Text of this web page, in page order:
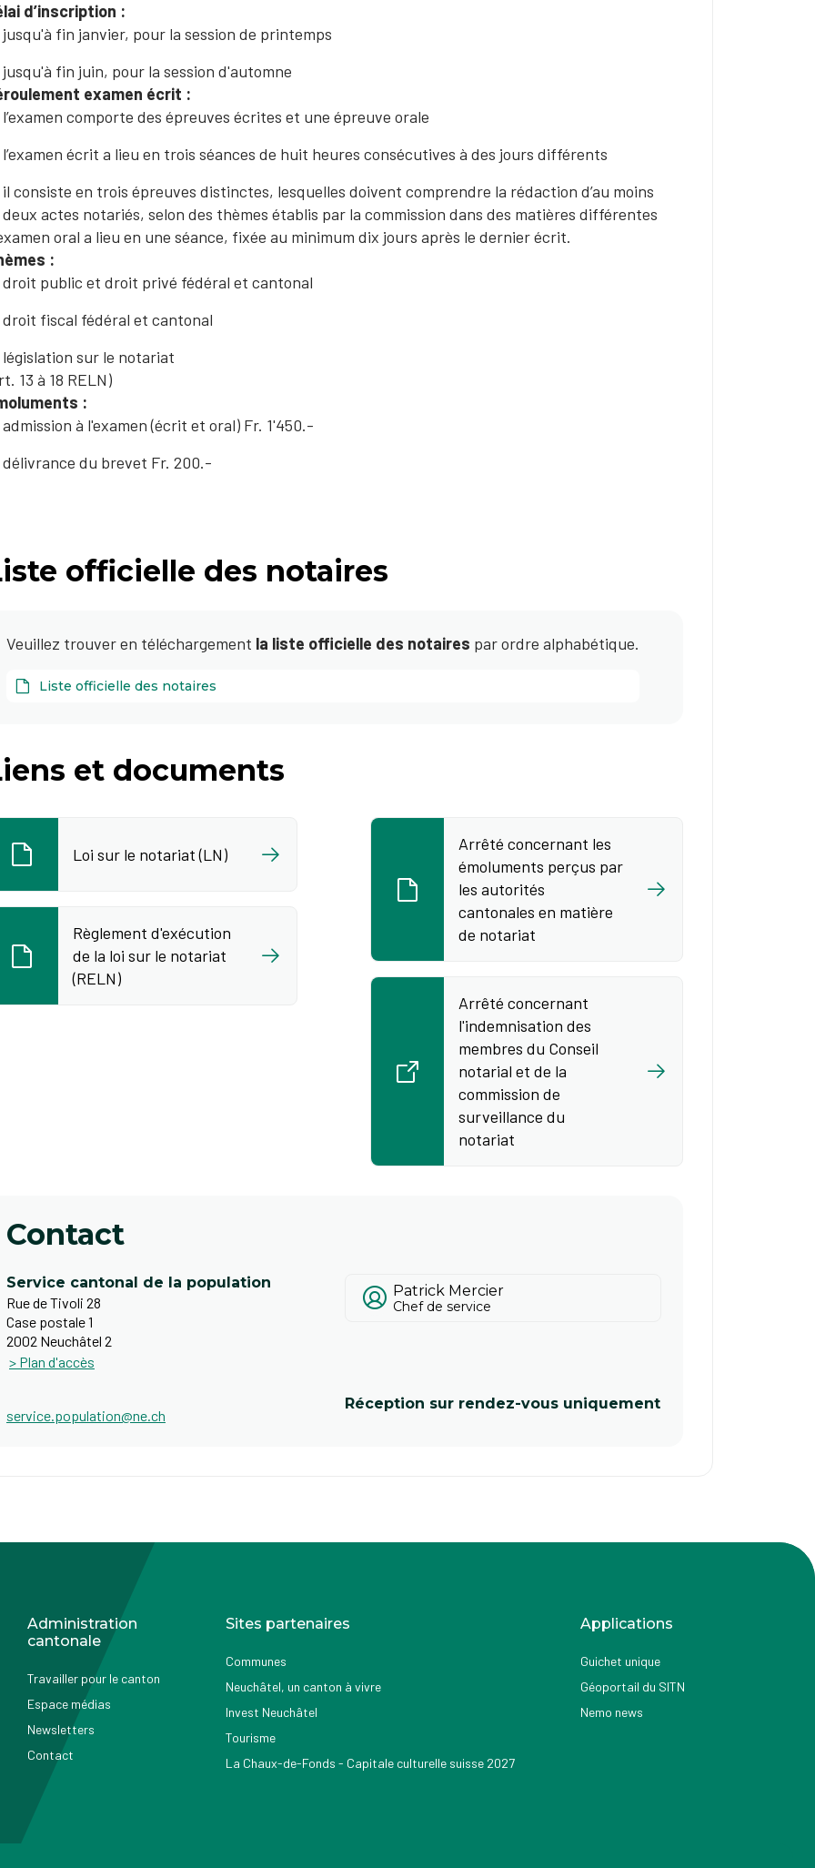
d’inscription :
jusqu'à fin janvier, pour la session de printemps
jusqu'à fin juin, pour la session d'automne
examen écrit :
l’examen comporte des épreuves écrites et une épreuve orale
l’examen écrit a lieu en trois séances de huit heures consécutives à des jours différents
il consiste en trois épreuves distinctes, lesquelles doivent comprendre la rédaction d’au moins
deux actes notariés, selon des thèmes établis par la commission dans des matières différentes
oral a lieu en une séance, fixée au minimum dix jours après le dernier écrit.
:
droit public et droit privé fédéral et cantonal
droit fiscal fédéral et cantonal
législation sur le notariat
13 à 18 RELN)
:
admission à l'examen (écrit et oral) Fr. 1'450.-
délivrance du brevet Fr. 200.-
officielle des notaires
Veuillez trouv​​er​ en téléchargement la liste officielle des notaires par ordre alphabétique.
Liste officielle des notaires
et documents
Loi sur le notariat (LN)
Règlement d'exécution
de la loi sur le notariat
(RELN)
Arrêté concernant les
émoluments perçus par
les autorités
cantonales en matière
de notariat
Arrêté concernant
l'indemnisation des
membres du Conseil
notarial et de la
commission de
surveillance du
notariat
Contact
Service cantonal de la population
Rue de Tivoli 28
Case postale 1
2002 Neuchâtel 2
> Plan d'accès
Patrick Mercier
Chef de service
service.population@ne.ch
​Réception sur rende​​z-vous uniquement
Administration
cantonale
Travailler pour le canton
Espace médias
Newsletters
Contact
Sites partenaires
Communes
Neuchâtel, un canton à vivre
Invest Neuchâtel
Tourisme
La Chaux-de-Fonds - Capitale culturelle suisse 2027
Applications
Guichet unique
Géoportail du SITN
Nemo news